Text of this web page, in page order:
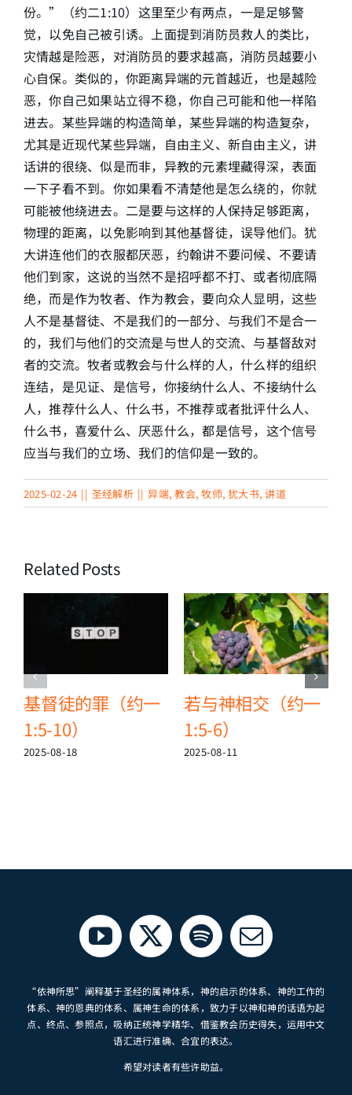
份。”（约二1:10）这里至少有两点，一是足够警
觉，以免自己被引诱。上面提到消防员救人的类比，
灾情越是险恶，对消防员的要求越高，消防员越要小
心自保。类似的，你距离异端的元首越近，也是越险
恶，你自己如果站立得不稳，你自己可能和他一样陷
进去。某些异端的构造简单，某些异端的构造复杂，
尤其是近现代某些异端，自由主义、新自由主义，讲
话讲的很绕、似是而非，异教的元素埋藏得深，表面
一下子看不到。你如果看不清楚他是怎么绕的，你就
可能被他绕进去。二是要与这样的人保持足够距离，
物理的距离，以免影响到其他基督徒，误导他们。犹
大讲连他们的衣服都厌恶，约翰讲不要问候、不要请
他们到家，这说的当然不是招呼都不打、或者彻底隔
绝，而是作为牧者、作为教会，要向众人显明，这些
人不是基督徒、不是我们的一部分、与我们不是合一
的，我们与他们的交流是与世人的交流、与基督敌对
者的交流。牧者或教会与什么样的人，什么样的组织
连结，是见证、是信号，你接纳什么人、不接纳什么
人，推荐什么人、什么书，不推荐或者批评什么人、
什么书，喜爱什么、厌恶什么，都是信号，这个信号
应当与我们的立场、我们的信仰是一致的。
2025-02-24 || 圣经解析 || 异端,教会,牧师,犹大书,讲道
Related Posts
基督徒的罪（约一
1:5-10）
2025-08-18
若与神相交（约一
1:5-6）
2025-08-11
“依神所思”阐释基于圣经的属神体系，神的启示的体系、神的工作的
体系、神的恩典的体系、属神生命的体系，致力于以神和神的话语为起
点、终点、参照点，吸纳正统神学精华、借鉴教会历史得失，运用中文
语汇进行准确、合宜的表达。
希望对读者有些许助益。